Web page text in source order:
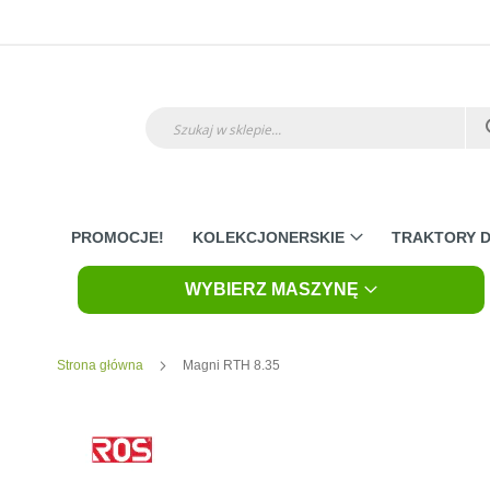
PROMOCJE! KOLEKCJONERSKIE TRAKTORY
WYBIERZ MASZYNĘ
Strona główna Magni RTH 8.35